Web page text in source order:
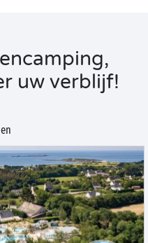
uw verblijf!